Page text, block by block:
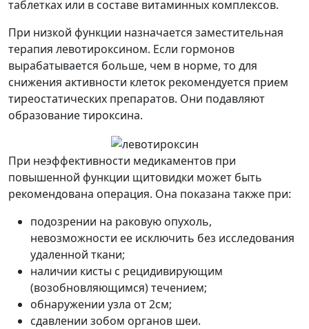
таблетках или в составе витаминных комплексов.
При низкой функции назначается заместительная
терапия левотироксином. Если гормонов
вырабатывается больше, чем в норме, то для
снижения активности клеток рекомендуется прием
тиреостатических препаратов. Они подавляют
образование тироксина.
При неэффективности медикаментов при
повышенной функции щитовидки может быть
рекомендована операция. Она показана также при:
подозрении на раковую опухоль,
невозможности ее исключить без исследования
удаленной ткани;
наличии кисты с рецидивирующим
(возобновляющимся) течением;
обнаружении узла от 2см;
сдавлении зобом органов шеи.